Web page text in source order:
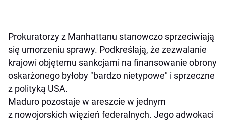
Prokuratorzy z Manhattanu stanowczo sprzeciwiają
się umorzeniu sprawy. Podkreślają, że zezwalanie
krajowi objętemu sankcjami na finansowanie obrony
oskarżonego byłoby "bardzo nietypowe" i sprzeczne
z polityką USA.
Maduro pozostaje w areszcie w jednym
z nowojorskich więzień federalnych. Jego adwokaci